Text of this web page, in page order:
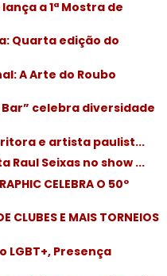
a 1ª Mostra de
Quarta edição do
A Arte do Roubo
celebra diversidade
e artista paulist...
Raul Seixas no show ...
CELEBRA O 50º
CLUBES E MAIS TORNEIOS
LGBT+, Presença